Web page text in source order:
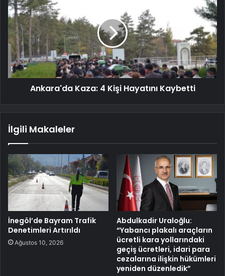
Ankara'da Kaza: 4 Kişi Hayatını Kaybetti
İlgili Makaleler
İnegöl’de Bayram Trafik
Denetimleri Artırıldı
Ağustos 10, 2026
Abdulkadir Uraloğlu:
“Yabancı plakalı araçların
ücretli kara yollarındaki
geçiş ücretleri, idari para
cezalarına ilişkin hükümleri
yeniden düzenledik”